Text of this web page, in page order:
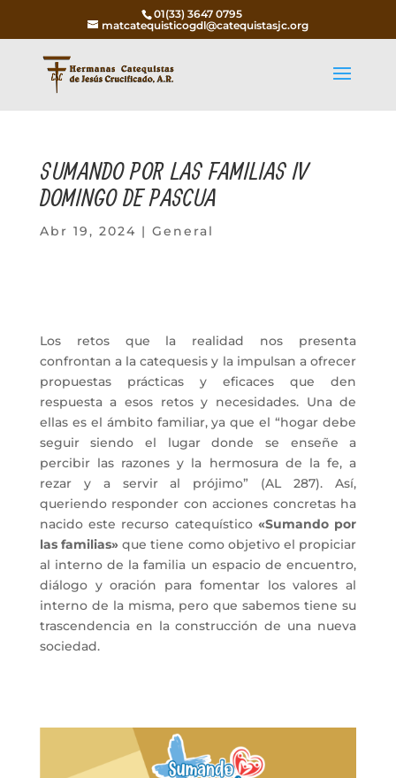
01(33) 3647 0795
matcatequisticogdl@catequistasjc.org
SUMANDO POR LAS FAMILIAS IV
DOMINGO DE PASCUA
Abr 19, 2024 | General
Los retos que la realidad nos presenta
confrontan a la catequesis y la impulsan a ofrecer
propuestas prácticas y eficaces que den
respuesta a esos retos y necesidades. Una de
ellas es el ámbito familiar, ya que el “hogar debe
seguir siendo el lugar donde se enseñe a
percibir las razones y la hermosura de la fe, a
rezar y a servir al prójimo” (AL 287). Así,
queriendo responder con acciones concretas ha
nacido este recurso catequístico «Sumando por
las familias» que tiene como objetivo el propiciar
al interno de la familia un espacio de encuentro,
diálogo y oración para fomentar los valores al
interno de la misma, pero que sabemos tiene su
trascendencia en la construcción de una nueva
sociedad.